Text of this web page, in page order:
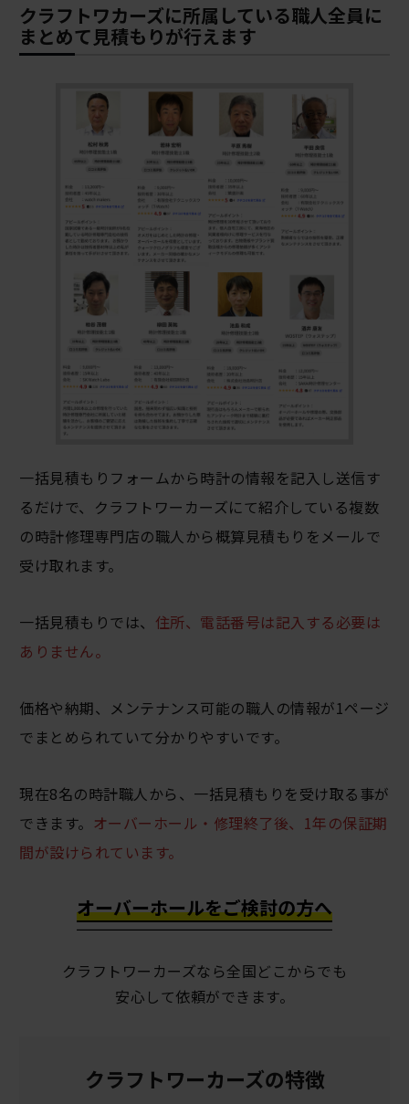
クラフトワカーズに所属している職人全員に
まとめて見積もりが行えます
一括見積もりフォームから時計の情報を記入し送信す
るだけで、クラフトワーカーズにて紹介している複数
の時計修理専門店の職人から概算見積もりをメールで
受け取れます。
一括見積もりでは、 住所、電話番号は記入する必要は
ありません。
価格や納期、メンテナンス可能の職人の情報が1ページ
でまとめられていて分かりやすいです。
現在8名の時計職人から、一括見積もりを受け取る事が
できます。 オーバーホール・修理終了後、1年の保証期
間が設けられています。
オーバーホールをご検討の方へ
クラフトワーカーズなら全国どこからでも
安心して依頼ができます。
クラフトワーカーズの特徴